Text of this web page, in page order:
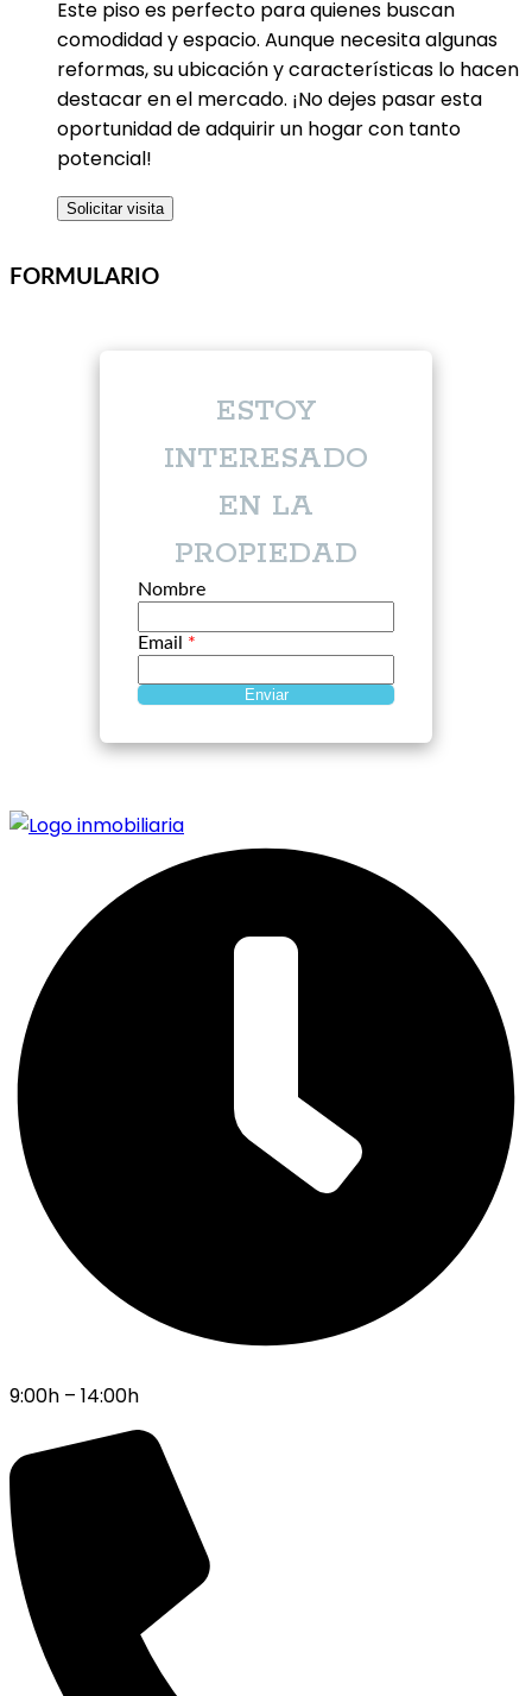
Este piso es perfecto para quienes buscan
comodidad y espacio. Aunque necesita algunas
reformas, su ubicación y características lo hacen
destacar en el mercado. ¡No dejes pasar esta
oportunidad de adquirir un hogar con tanto
potencial!
FORMULARIO
ESTOY
INTERESADO
EN LA
PROPIEDAD
Nombre
Email *
Enviar
9:00h – 14:00h